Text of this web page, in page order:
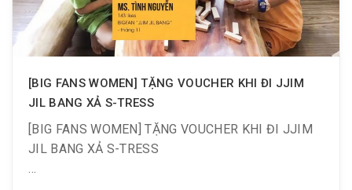
⛱ Checkin từ 12h ~ 17h ? Tặng 2 voucher trị giá
670K cho NỮ trên 1.2m
[BIG FANS WOMEN] TẶNG VOUCHER KHI ĐI JJIM
JIL BANG XẢ S-TRESS
[BIG FANS WOMEN] TẶNG VOUCHER KHI ĐI JJIM
JIL BANG XẢ S-TRESS